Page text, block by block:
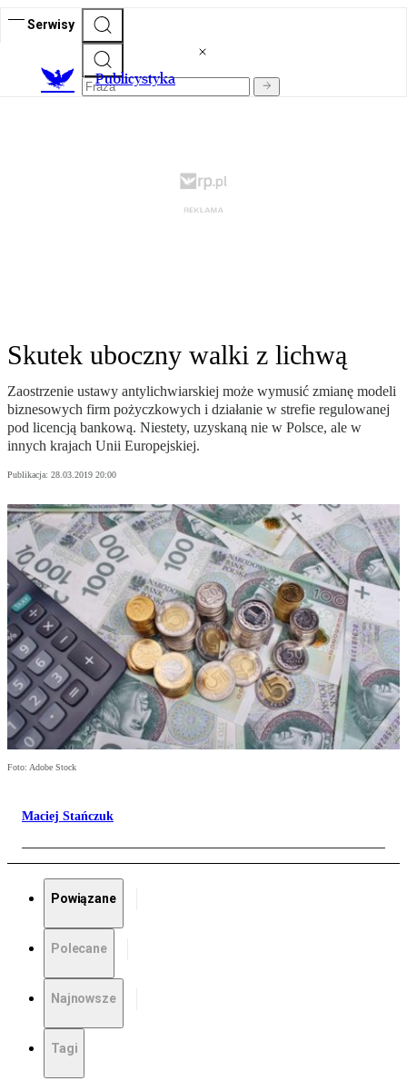
Serwisy
Publicystyka
Skutek uboczny walki z lichwą
Zaostrzenie ustawy antylichwiarskiej może wymusić zmianę modeli
biznesowych firm pożyczkowych i działanie w strefie regulowanej
pod licencją bankową. Niestety, uzyskaną nie w Polsce, ale w
innych krajach Unii Europejskiej.
Publikacja: 28.03.2019 20:00
Foto: Adobe Stock
Maciej Stańczuk
Powiązane
Polecane
Najnowsze
Tagi